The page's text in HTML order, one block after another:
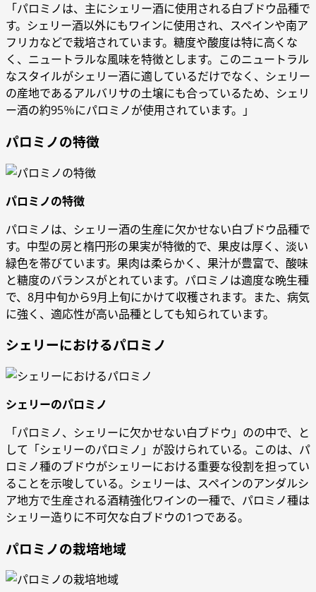
「パロミノは、主にシェリー酒に使用される白ブドウ品種で
す。シェリー酒以外にもワインに使用され、スペインや南ア
フリカなどで栽培されています。糖度や酸度は特に高くな
く、ニュートラルな風味を特徴とします。このニュートラル
なスタイルがシェリー酒に適しているだけでなく、シェリー
の産地であるアルバリサの土壌にも合っているため、シェリ
ー酒の約95％にパロミノが使用されています。」
パロミノの特徴
パロミノの特徴
パロミノは、シェリー酒の生産に欠かせない白ブドウ品種で
す。中型の房と楕円形の果実が特徴的で、果皮は厚く、淡い
緑色を帯びています。果肉は柔らかく、果汁が豊富で、酸味
と糖度のバランスがとれています。パロミノは適度な晩生種
で、8月中旬から9月上旬にかけて収穫されます。また、病気
に強く、適応性が高い品種としても知られています。
シェリーにおけるパロミノ
シェリーのパロミノ
「パロミノ、シェリーに欠かせない白ブドウ」のの中で、と
して「シェリーのパロミノ」が設けられている。このは、パ
ロミノ種のブドウがシェリーにおける重要な役割を担ってい
ることを示唆している。シェリーは、スペインのアンダルシ
ア地方で生産される酒精強化ワインの一種で、パロミノ種は
シェリー造りに不可欠な白ブドウの1つである。
パロミノの栽培地域